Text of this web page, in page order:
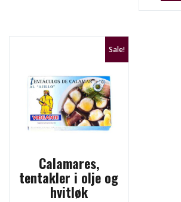
Sale!
Calamares,
tentakler i olje og
hvitløk